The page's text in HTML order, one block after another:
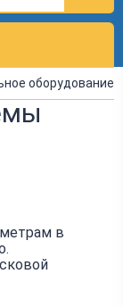
оборудование
в